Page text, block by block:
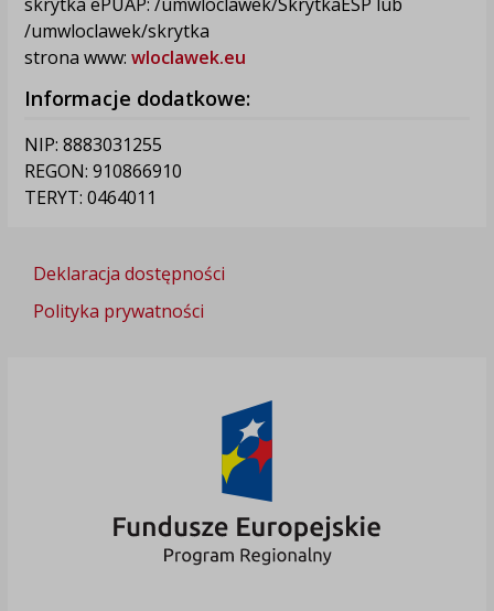
/umwloclawek/skrytka
strona www: wloclawek.eu
Informacje dodatkowe:
NIP: 8883031255
REGON: 910866910
TERYT: 0464011
Deklaracja dostępności
Polityka prywatności